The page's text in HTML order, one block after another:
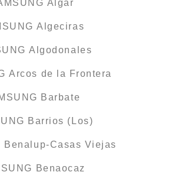
Algar
Algeciras
Algodonales
Arcos de la Frontera
Barbate
Barrios (Los)
Benalup-Casas Viejas
Benaocaz